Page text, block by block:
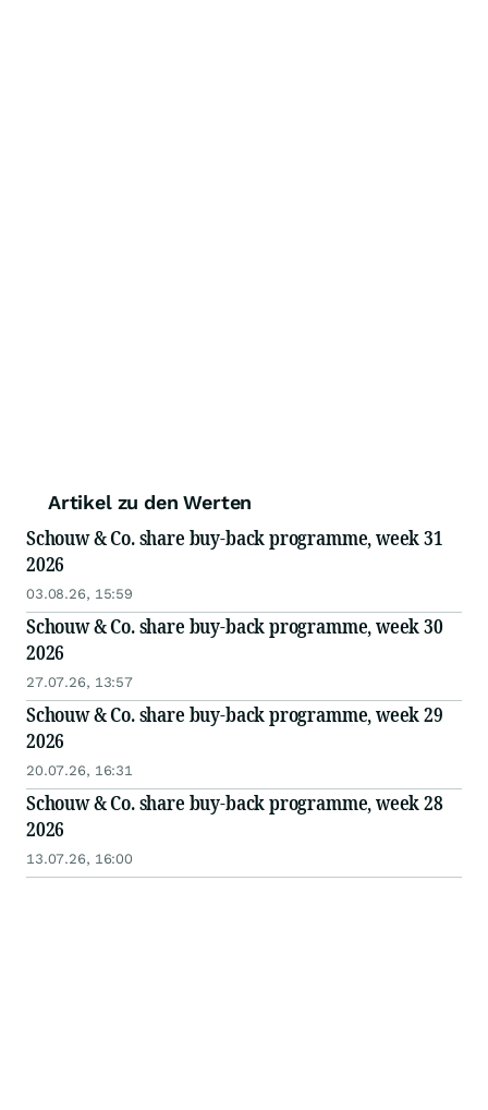
Artikel zu den Werten
Schouw & Co. share buy-back programme, week 31
2026
03.08.26, 15:59
Schouw & Co. share buy-back programme, week 30
2026
27.07.26, 13:57
Schouw & Co. share buy-back programme, week 29
2026
20.07.26, 16:31
Schouw & Co. share buy-back programme, week 28
2026
13.07.26, 16:00